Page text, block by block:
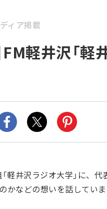
ィア掲載
FM軽井沢「
軽井沢ラジオ大学」に、
かなどの想いを話していま